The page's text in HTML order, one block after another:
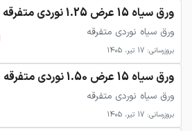
ورق سیاه 15 عرض 1.25 نوردی متفرقه
ورق سیاه نوردی متفرقه
بروزرسانی: 17 تیر، 1405
ورق سیاه 15 عرض 1.50 نوردی متفرقه
ورق سیاه نوردی متفرقه
بروزرسانی: 17 تیر، 1405